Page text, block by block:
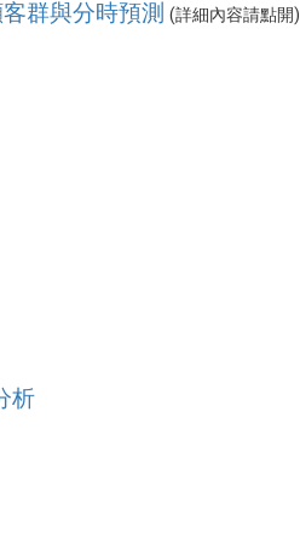
群與分時預測 (詳細內容請點開)
析